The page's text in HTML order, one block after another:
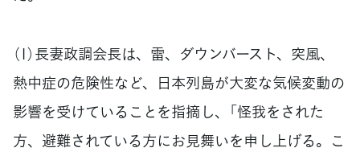
（1）長妻政調会長は、雷、ダウンバースト、突風、
熱中症の危険性など、日本列島が大変な気候変動の
影響を受けていることを指摘し、「怪我をされた
方、避難されている方にお見舞いを申し上げる。こ